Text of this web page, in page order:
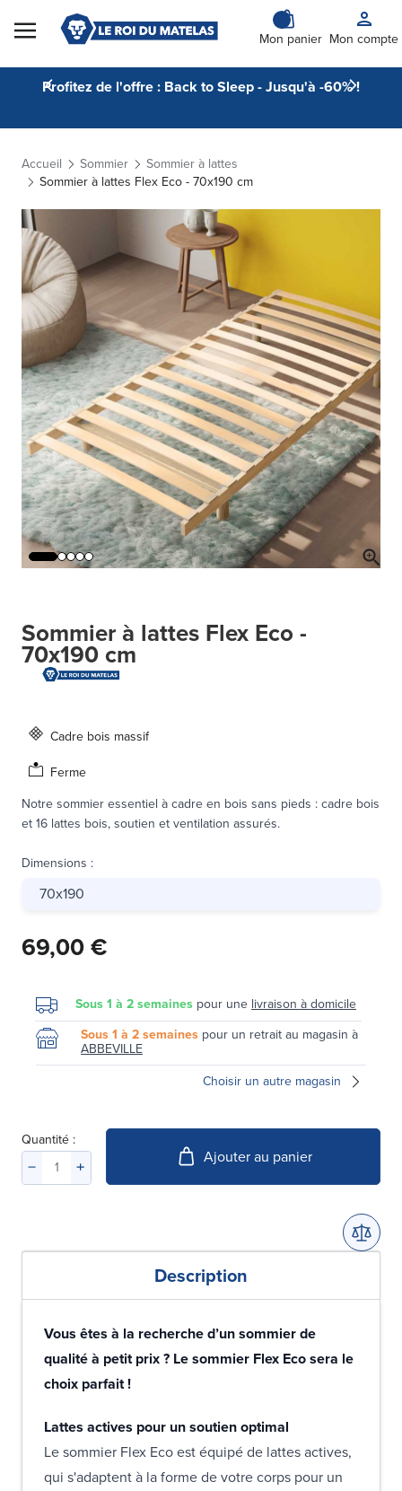
Skip to Content
Mon panier Mon compte
Profitez de l'offre : Back to Sleep - Jusqu'à -60% !
Accueil Sommier
Sommier à lattes
Sommier à lattes Flex Eco - 70x190 cm
Sommier à lattes Flex Eco -
70x190 cm
Cadre bois massif
Ferme
Notre sommier essentiel à cadre en bois sans pieds : cadre bois
et 16 lattes bois, soutien et ventilation assurés.
Dimensions :
70x190
69,00 €
Sous 1 à 2 semaines pour unelivraison à domicile
Sous 1 à 2 semaines pour un retrait au magasin à
ABBEVILLE
Choisir un autre magasin
Quantité :
Ajouter au panier
Description
Vous êtes à la recherche d’un sommier de
qualité à petit prix ? Le sommier Flex Eco sera le
choix parfait !
Lattes actives pour un soutien optimal
Le sommier Flex Eco est équipé de lattes actives,
qui s'adaptent à la forme de votre corps pour un